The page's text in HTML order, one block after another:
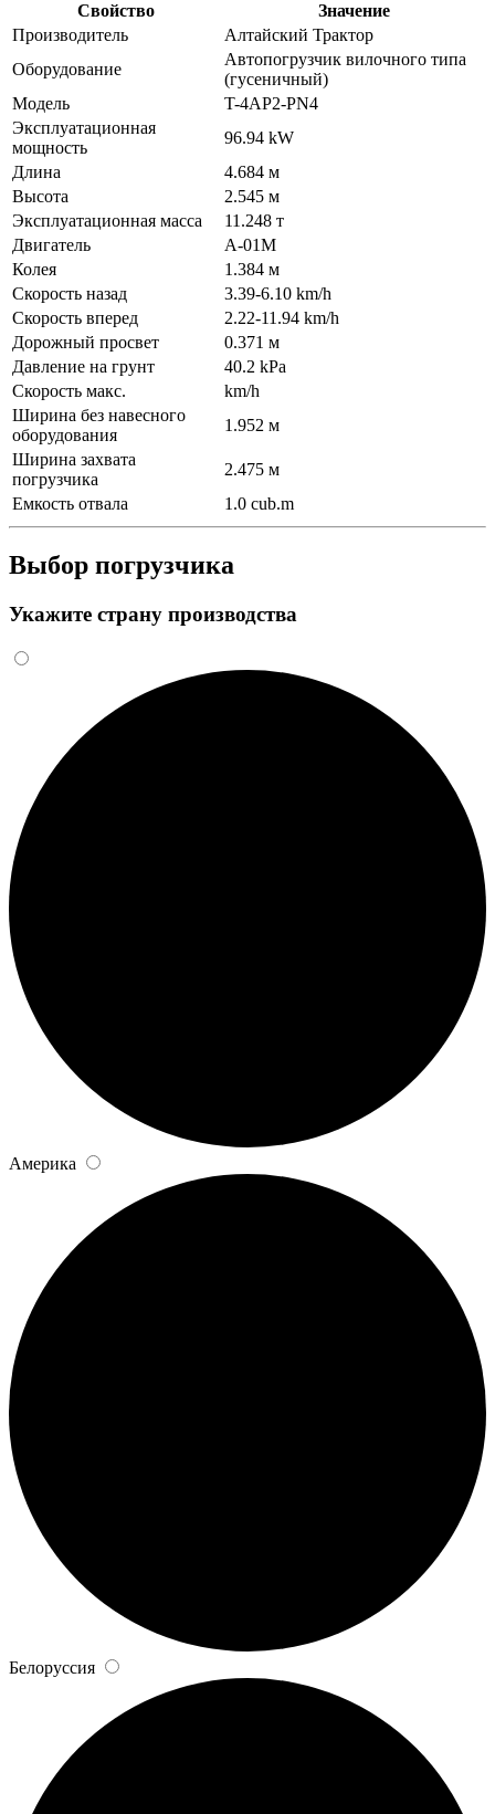
Свойство
Значение
Производитель
Алтайский Трактор
Оборудование
Автопогрузчик вилочного типа
(гусеничный)
Модель
T-4AP2-PN4
Эксплуатационная
мощность
96.94 kW
Длина
4.684 м
Высота
2.545 м
Эксплуатационная масса
11.248 т
Двигатель
A-01M
Колея
1.384 м
Скорость назад
3.39-6.10 km/h
Скорость вперед
2.22-11.94 km/h
Дорожный просвет
0.371 м
Давление на грунт
40.2 kPa
Скорость макс.
km/h
Ширина без навесного
оборудования
1.952 м
Ширина захвата
погрузчика
2.475 м
Емкость отвала
1.0 cub.m
Выбор погрузчика
Укажите страну производства
Америка
Белоруссия